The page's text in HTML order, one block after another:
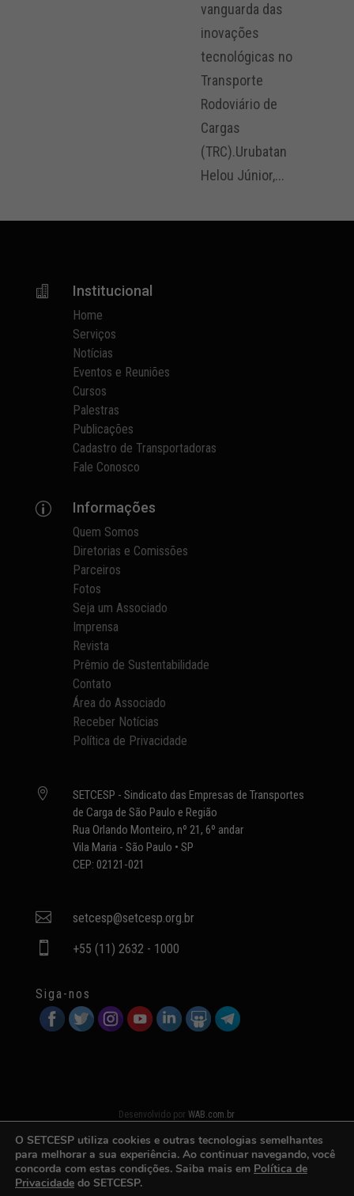
vanguarda das
inovações
tecnológicas no
Transporte
Rodoviário de
Cargas
(TRC).Urubatan
Helou Júnior,...
 Institucional
Home
Serviços
Notícias
Eventos e Reuniões
Cursos
Palestras
Publicações
Cadastro de Transportadoras
Fale Conosco
p Informações
Quem Somos
Diretorias e Comissões
Parceiros
Fotos
Seja um Associado
Imprensa
Revista
Prêmio de Sustentabilidade
Contato
Área do Associado
Receber Notícias
Política de Privacidade

SETCESP - Sindicato das Empresas de Transportes
de Carga de São Paulo e Região
Rua Orlando Monteiro, nº 21, 6º andar
Vila Maria - São Paulo • SP
CEP: 02121-021
 setcesp@setcesp.org.br
 +55 (11) 2632 - 1000
Siga-nos
Desenvolvido porWAB.com.br
O SETCESP utiliza cookies e outras tecnologias semelhantes
para melhorar a sua experiência. Ao continuar navegando, você
concorda com estas condições. Saiba mais em Política de
Privacidade do SETCESP.